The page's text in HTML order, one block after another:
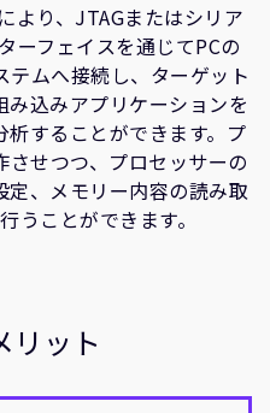
reception]
より、JTAGまたはシリア
ーフェイスを通じてPCの
ムへ接続し、ターゲット
込みアプリケーションを
することができます。プ
せつつ、プロセッサーの
、メモリー内容の読み取
うことができます。
リット